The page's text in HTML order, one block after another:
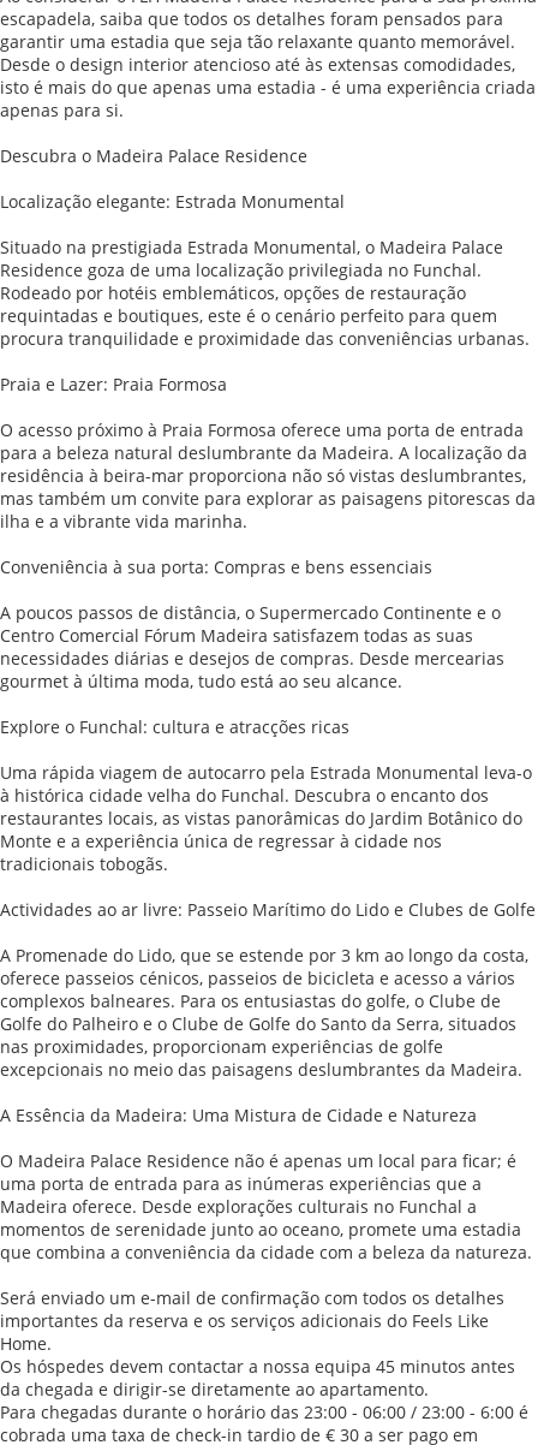
escapadela, saiba que todos os detalhes foram pensados para
garantir uma estadia que seja tão relaxante quanto memorável.
Desde o design interior atencioso até às extensas comodidades,
isto é mais do que apenas uma estadia - é uma experiência criada
apenas para si.
Descubra o Madeira Palace Residence
Localização elegante: Estrada Monumental
Situado na prestigiada Estrada Monumental, o Madeira Palace
Residence goza de uma localização privilegiada no Funchal.
Rodeado por hotéis emblemáticos, opções de restauração
requintadas e boutiques, este é o cenário perfeito para quem
procura tranquilidade e proximidade das conveniências urbanas.
Praia e Lazer: Praia Formosa
O acesso próximo à Praia Formosa oferece uma porta de entrada
para a beleza natural deslumbrante da Madeira. A localização da
residência à beira-mar proporciona não só vistas deslumbrantes,
mas também um convite para explorar as paisagens pitorescas da
ilha e a vibrante vida marinha.
Conveniência à sua porta: Compras e bens essenciais
A poucos passos de distância, o Supermercado Continente e o
Centro Comercial Fórum Madeira satisfazem todas as suas
necessidades diárias e desejos de compras. Desde mercearias
gourmet à última moda, tudo está ao seu alcance.
Explore o Funchal: cultura e atracções ricas
Uma rápida viagem de autocarro pela Estrada Monumental leva-o
à histórica cidade velha do Funchal. Descubra o encanto dos
restaurantes locais, as vistas panorâmicas do Jardim Botânico do
Monte e a experiência única de regressar à cidade nos
tradicionais tobogãs.
Actividades ao ar livre: Passeio Marítimo do Lido e Clubes de Golfe
A Promenade do Lido, que se estende por 3 km ao longo da costa,
oferece passeios cénicos, passeios de bicicleta e acesso a vários
complexos balneares. Para os entusiastas do golfe, o Clube de
Golfe do Palheiro e o Clube de Golfe do Santo da Serra, situados
nas proximidades, proporcionam experiências de golfe
excepcionais no meio das paisagens deslumbrantes da Madeira.
A Essência da Madeira: Uma Mistura de Cidade e Natureza
O Madeira Palace Residence não é apenas um local para ficar; é
uma porta de entrada para as inúmeras experiências que a
Madeira oferece. Desde explorações culturais no Funchal a
momentos de serenidade junto ao oceano, promete uma estadia
que combina a conveniência da cidade com a beleza da natureza.
Será enviado um e-mail de confirmação com todos os detalhes
importantes da reserva e os serviços adicionais do Feels Like
Home.
Os hóspedes devem contactar a nossa equipa 45 minutos antes
da chegada e dirigir-se diretamente ao apartamento.
Para chegadas durante o horário das 23:00 - 06:00 / 23:00 - 6:00 é
cobrada uma taxa de check-in tardio de € 30 a ser pago em